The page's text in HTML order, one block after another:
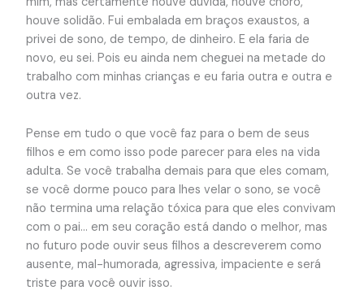
houve solidão. Fui embalada em braços exaustos, a
privei de sono, de tempo, de dinheiro. E ela faria de
novo, eu sei. Pois eu ainda nem cheguei na metade do
trabalho com minhas crianças e eu faria outra e outra e
outra vez.
Pense em tudo o que você faz para o bem de seus
filhos e em como isso pode parecer para eles na vida
adulta. Se você trabalha demais para que eles comam,
se você dorme pouco para lhes velar o sono, se você
não termina uma relação tóxica para que eles convivam
com o pai… em seu coração está dando o melhor, mas
no futuro pode ouvir seus filhos a descreverem como
ausente, mal-humorada, agressiva, impaciente e será
triste para você ouvir isso.